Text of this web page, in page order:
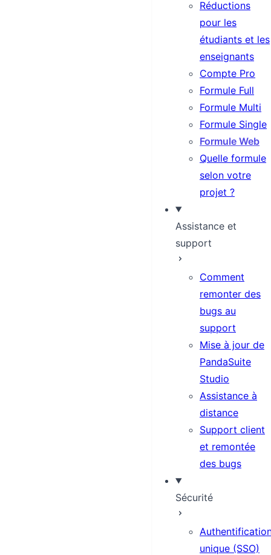
Réductions
pour les
étudiants et les
enseignants
Compte Pro
Formule Full
Formule Multi
Formule Single
Formule Web
Quelle formule
selon votre
projet ?
Assistance et
support
Comment
remonter des
bugs au
support
Mise à jour de
PandaSuite
Studio
Assistance à
distance
Support client
et remontée
des bugs
Sécurité
unique (SSO)